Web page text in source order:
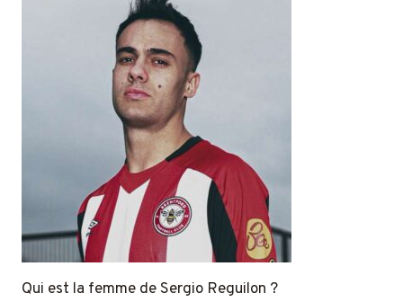
Qui est la femme de Sergio Reguilon ?